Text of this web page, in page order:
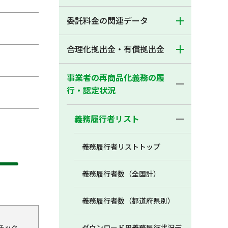
委託料金の関連データ
合理化拠出金・有償拠出金
事業者の再商品化義務の履
行・認定状況
義務履行者リスト
義務履行者リストトップ
義務履行者数（全国計）
義務履行者数（都道府県別）